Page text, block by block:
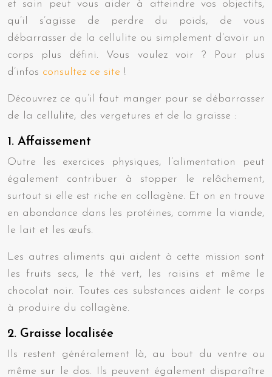
et sain peut vous aider à atteindre vos objectifs,
qu’il s’agisse de perdre du poids, de vous
débarrasser de la cellulite ou simplement d’avoir un
corps plus défini. Vous voulez voir ? Pour plus
d’infos consultez ce site !
Découvrez ce qu’il faut manger pour se débarrasser
de la cellulite, des vergetures et de la graisse :
1. Affaissement
Outre les exercices physiques, l’alimentation peut
également contribuer à stopper le relâchement,
surtout si elle est riche en collagène. Et on en trouve
en abondance dans les protéines, comme la viande,
le lait et les œufs.
Les autres aliments qui aident à cette mission sont
les fruits secs, le thé vert, les raisins et même le
chocolat noir. Toutes ces substances aident le corps
à produire du collagène.
2. Graisse localisée
Ils restent généralement là, au bout du ventre ou
même sur le dos. Ils peuvent également disparaître